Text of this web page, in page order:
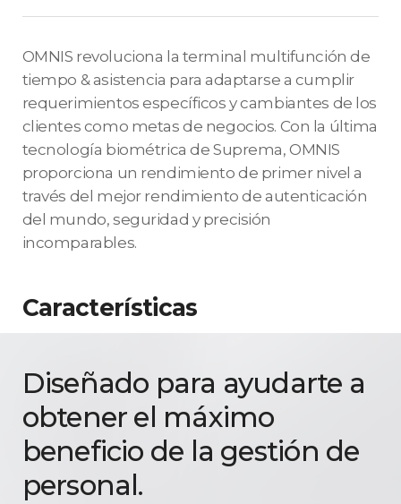
OMNIS revoluciona la terminal multifunción de
tiempo & asistencia para adaptarse a cumplir
requerimientos específicos y cambiantes de los
clientes como metas de negocios. Con la última
tecnología biométrica de Suprema, OMNIS
proporciona un rendimiento de primer nivel a
través del mejor rendimiento de autenticación
del mundo, seguridad y precisión
incomparables.
Características
Diseñado para ayudarte a
obtener el máximo
beneficio de la gestión de
personal.